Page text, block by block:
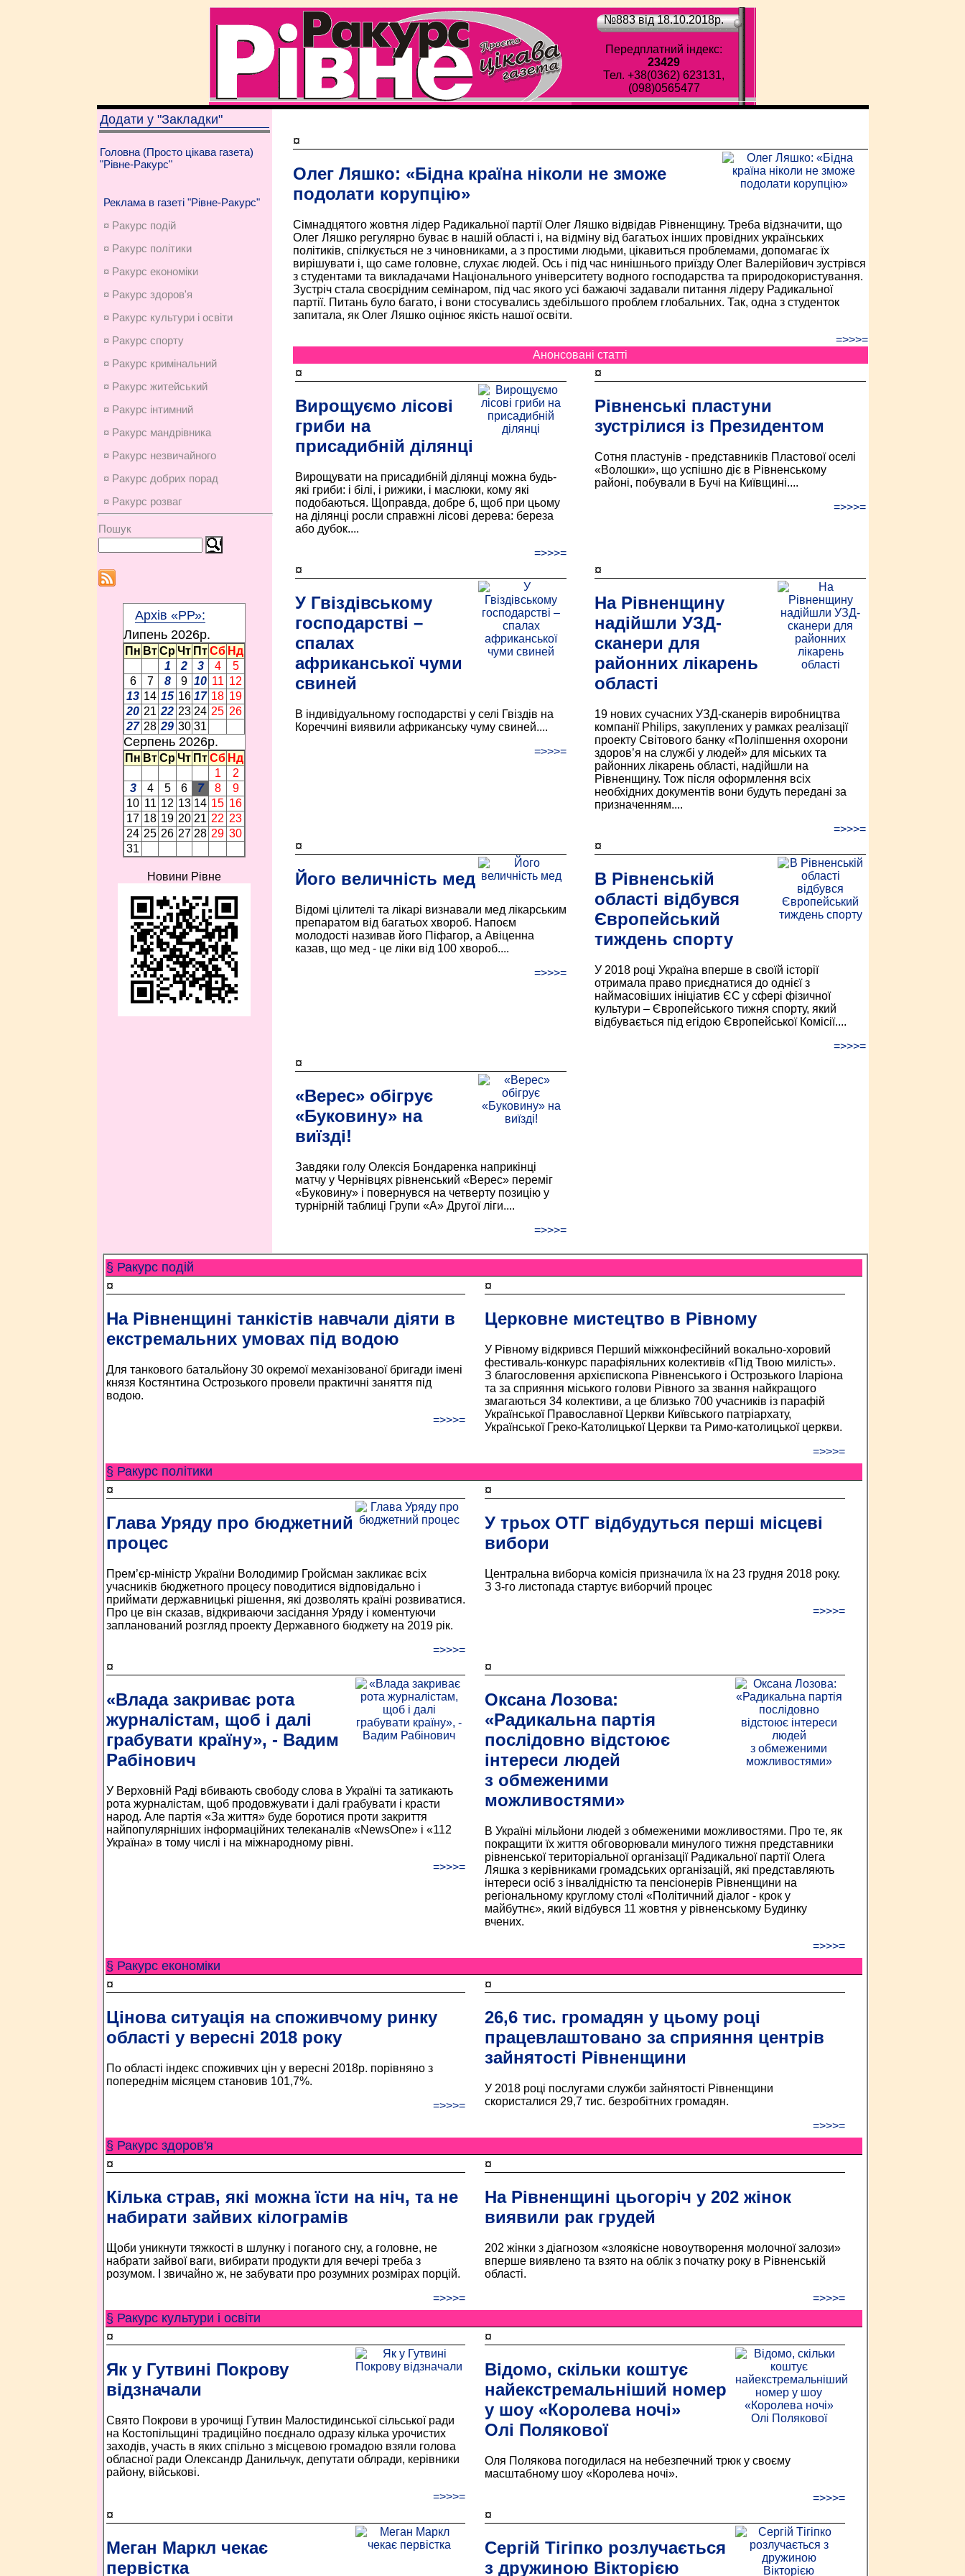
№883 від 18.10.2018p.
Передплатний індекс:
23429
Тел. +38(0362) 623131,
(098)0565477
Додати у "Закладки"
Головна (Просто цікава газета)
"Рівне-Ракурс"
Реклама в газеті "Рівне-Ракурс"
¤ Ракурс подій
¤ Ракурс політики
¤ Ракурс економiки
¤ Ракурс здоров'я
¤ Ракурс культури і освіти
¤ Ракурс спорту
¤ Ракурс кримінальний
¤ Ракурс житейський
¤ Ракурс інтимний
¤ Ракурс мандрівника
¤ Ракурс незвичайного
¤ Ракурс добрих порад
¤ Ракурс розваг
Пошук
Архів «РР»:
Липень 2026p.
Пн ВтСрЧт ПтСб Нд
1
2 3 4
5
6
7 8 9 10 11 12
13 14 15 16 17 18 19
20 21 22 23 24 25 26
27 28 29 30 31
Серпень 2026p.
Пн ВтСрЧт ПтСб Нд
1
2
3
4 5 6 7 8
9
10 11 12 13 14 15 16
17 18 19 20 21 22 23
24 25 26 27 28 29 30
31
Новини Рівне
¤
Олег Ляшко: «Бідна країна ніколи не зможе
подолати корупцію»
Сімнадцятого жовтня лідер Ра­дикальної партії Олег Ляшко відвідав Рівненщину. Треба відзначити, що
Олег Ляшко регулярно буває в нашій області і, на відміну від багатьох інших провідних українських
політиків, спілкується не з чиновниками, а з простими людьми, цікавиться проблемами, допомагає їх
вирішувати і, що саме головне, слухає людей. Ось і під час нинішнього приїзду Олег Валерійович зустрівся
з студентами та викладачами Національного університету водного господарства та природокористування.
Зустріч стала своєрідним семінаром, під час якого усі бажаючі задавали питання лідеру Радикальної
партії. Питань було багато, і вони стосувались здебільшого проблем глобальних. Так, одна з студенток
запитала, як Олег Ляшко оцінює якість нашої освіти.
=>>>=
Анонсовані статті
¤
Вирощуємо лісові
гриби на
присадибній ділянці
Вирощувати на присадибній ділянці можна будь-
які гриби: і білі, і рижики, і маслюки, кому які
подобаються. Щоправда, добре б, щоб при цьому
на ділянці росли справжні лісові дерева: береза
або дубок....
=>>>=
¤
Рівненські пластуни
зустрілися із Президентом
Сотня пластунів - представників Пластової оселі
«Волошки», що успішно діє в Рівненському
районі, побували в Бучі на Київщині....
=>>>=
¤
У Гвіздівському
господарстві –
спалах
африканської чуми
свиней
В індивідуальному господарстві у селі Гвіздів на
Кореччині виявили африканську чуму свиней....
=>>>=
¤
На Рівненщину
надійшли УЗД-
сканери для
районних лікарень
області
19 нових сучасних УЗД-сканерів виробництва
компанії Philips, закуплених у рамках реалізації
проекту Світового банку «Поліпшення охорони
здоров’я на службі у людей» для міських та
районних лікарень області, надійшли на
Рівненщину. Тож після оформлення всіх
необхідних документів вони будуть передані за
призначенням....
=>>>=
¤
Його величність мед
Відомі цілителі та лікарі визнавали мед лікарським
препаратом від багатьох хвороб. Напоєм
молодості називав його Піфагор, а Авіценна
казав, що мед - це ліки від 100 хвороб....
=>>>=
¤
В Рівненській
області відбувся
Європейський
тиждень спорту
У 2018 році Україна вперше в своїй історії
отримала право приєднатися до однієї з
наймасовіших ініціатив ЄС у сфері фізичної
культури – Європейського тижня спорту, який
відбувається під егідою Європейської Комісії....
=>>>=
¤
«Верес» обігрує
«Буковину» на
виїзді!
Завдяки голу Олексія Бондаренка наприкінці
матчу у Чернівцях рівненський «Верес» переміг
«Буковину» і повернувся на четверту позицію у
турнірній таблиці Групи «А» Другої ліги....
=>>>=
§ Ракурс подій
¤
На Рівненщині танкістів навчали діяти в
екстремальних умовах під водою
Для танкового батальйону 30 окремої механізованої бригади імені
князя Костянтина Острозького провели практичні заняття під
водою.
=>>>=
¤
Церковне мистецтво в Рівному
У Рівному відкрився Перший міжконфесійний вокально-хоровий
фестиваль-конкурс парафіяльних колективів «Під Твою милість».
З благословення архієпископа Рівненського і Острозького Іларіона
та за сприяння міського голови Рівного за звання найкращого
змагаються 34 колективи, а це близько 700 учасників із парафій
Української Православної Церкви Київського патріархату,
Української Греко-Католицької Церкви та Римо-католицької церкви.
=>>>=
§ Ракурс політики
¤
Глава Уряду про бюджетний
процес
Прем’єр-міністр України Володимир Гройсман закликає всіх
учасників бюджетного процесу поводитися відповідально і
приймати державницькі рішення, які дозволять країні розвиватися.
Про це він сказав, відкриваючи засідання Уряду і коментуючи
запланований розгляд проекту Державного бюджету на 2019 рік.
=>>>=
¤
У трьох ОТГ відбудуться перші місцеві
вибори
Центральна виборча комісія призначила їх на 23 грудня 2018 року.
З 3-го листопада стартує виборчий процес
=>>>=
¤
«Влада закриває рота
журналістам, щоб і далі
грабувати країну», - Вадим
Рабінович
У Верховній Раді вбивають свободу слова в Україні та затикають
рота журналістам, щоб продовжувати і далі грабувати і красти
народ. Але партія «За життя» буде боротися проти закриття
найпопулярніших інформаційних телеканалів «NewsOne» і «112
Україна» в тому числі і на міжнародному рівні.
=>>>=
¤
Оксана Лозова:
«Радикальна партія
послідовно відстоює
інтереси людей
з обмеженими
можливостями»
В Україні мільйони людей з обмеженими можливостями. Про те, як
покращити їх життя обговорювали минулого тижня представники
рівненської територіальної організації Радикальної партії Олега
Ляшка з керівниками громадських організацій, які представляють
інтереси осіб з інвалідністю та пенсіонерів Рівненщини на
регіональному круглому столі «Політичний діалог - крок у
майбутнє», який відбувся 11 жовтня у рівненському Будинку
вчених.
=>>>=
§ Ракурс економiки
¤
Цінова ситуація на споживчому ринку
області у вересні 2018 року
По області індекс споживчих цін у вересні 2018р. порівняно з
попереднім місяцем становив 101,7%.
=>>>=
¤
26,6 тис. громадян у цьому році
працевлаштовано за сприяння центрів
зайнятості Рівненщини
У 2018 році послугами служби зайнятості Рівненщини
скористалися 29,7 тис. безробітних громадян.
=>>>=
§ Ракурс здоров'я
¤
Кілька страв, які можна їсти на ніч, та не
набирати зайвих кілограмів
Щоби уникнути тяжкості в шлунку і поганого сну, а головне, не
набрати зайвої ваги, вибирати продукти для вечері треба з
розумом. І звичайно ж, не забувати про розумних розмірах порцій.
=>>>=
¤
На Рівненщині цьогоріч у 202 жінок
виявили рак грудей
202 жінки з діагнозом «злоякісне новоутворення молочної залози»
вперше виявлено та взято на облік з початку року в Рівненській
області.
=>>>=
§ Ракурс культури і освіти
¤
Як у Гутвині Покрову
відзначали
Свято Покрови в урочищі Гутвин Малостидинської сільської ради
на Костопільщині традиційно поєднало одразу кілька урочистих
заходів, участь в яких спільно з місцевою громадою взяли голова
обласної ради Олександр Данильчук, депутати облради, керівники
району, військові.
=>>>=
¤
Відомо, скільки коштує
найекстремальніший номер
у шоу «Королева ночі»
Олі Полякової
Оля Полякова погодилася на небезпечний трюк у своєму
масштабному шоу «Королева ночі».
=>>>=
¤
Меган Маркл чекає
первістка
¤
Сергій Тігіпко розлучається
з дружиною Вікторією